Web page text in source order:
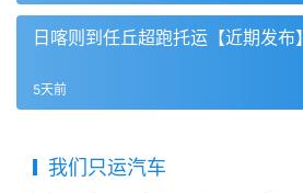
日喀则到任丘超跑托运【近期发布】
5天前
我们只运汽车